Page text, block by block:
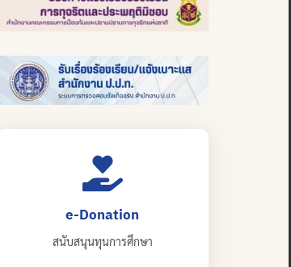
e-Donation
สนับสนุนทุนการศึกษา